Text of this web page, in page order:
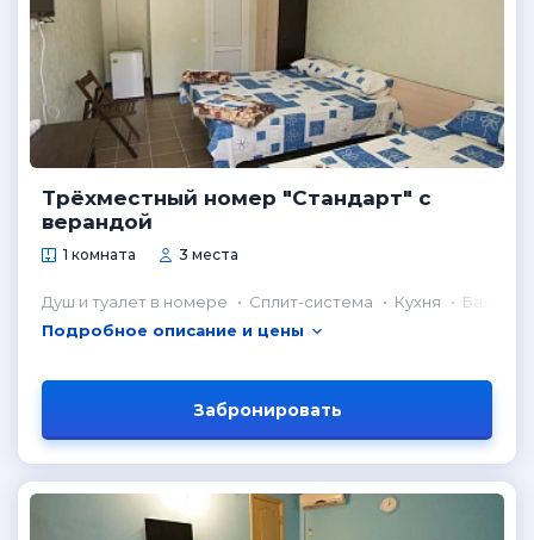
Трёхместный номер "Стандарт" с
верандой
1 комната 3 места
Душ и туалет в номере Сплит-система Кухня
Балкон
Подробное описание и цены
Забронировать